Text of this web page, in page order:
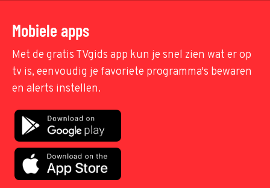
Mobiele apps
Met de gratis TVgids app kun je snel zien wat er op
tv is, eenvoudig je favoriete programma's bewaren
en alerts instellen.